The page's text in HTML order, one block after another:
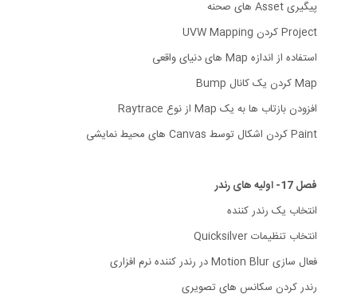
پیگیری Asset های صحنه
Project کردن UVW Mapping
استفاده از اندازه Map های دنیای واقعی
Map کردن یک کانال Bump
افزودن بازتاب ها به یک Map از نوع Raytrace
Paint کردن اشکال توسط Canvas های محیط نمایشی
فصل 17- اولیه های رندر
انتخاب یک رندر کننده
انتخاب تنظیمات Quicksilver
فعال سازی Motion Blur در رندر کننده نرم افزاری
رندر کردن سکانس های تصویری